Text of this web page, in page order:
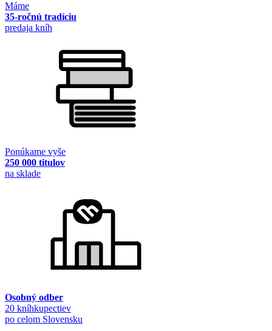
Máme
35-ročnú tradíciu
predaja kníh
Ponúkame vyše
250 000 titulov
na sklade
Osobný odber
20 kníhkupectiev
po celom Slovensku